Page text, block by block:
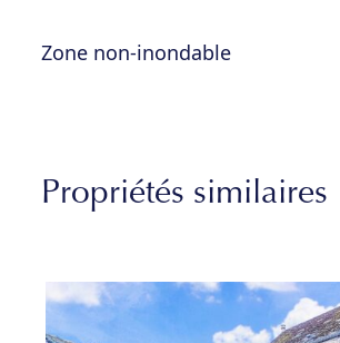
Zone non-inondable
Propriétés similaires